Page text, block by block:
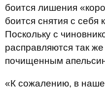
боится лишения
боится снятия с себя
Поскольку с
расправляются так
почищенным
«К сожалению, в